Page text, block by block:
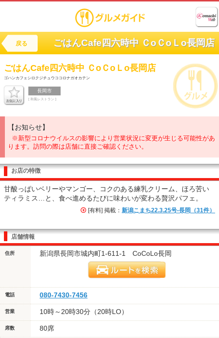
戻る ごはんCafe四六時中 ＣoＣoＬo長岡店
ごはんCafe四六時中 ＣoＣoＬo長岡店
ゴハンカフェシロクジチュウココロナガオカテン
長岡市
[ 和風レストラン ]
【お知らせ】
※新型コロナウイルスの影響により営業状況に変更が生じる可能性があ
ります。訪問の際は店舗に直接ご確認ください。
お店の特徴
甘酸っぱいベリーやマンゴー、コクのある練乳クリーム、ほろ苦い
ティラミス…と、食べ進めるたびに味わいが変わる贅沢パフェ。
[有料] 掲載： 新潟こまち22.3.25号-長岡（31件）
店舗情報
住所 新潟県長岡市城内町1-611-1 CoCoLo長岡
電話 080-7430-7456
営業 10時～20時30分（20時LO）
席数 80席